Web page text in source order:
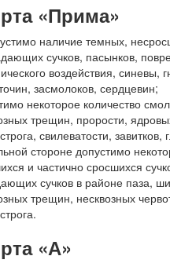
«Прима»
наличие темных,
сучков, пасынков,
воздействия, синевы,
засмолоков, сердцевин;
некоторое количество
трещин, прорости,
свилеватости, завитков,
стороне допустимо
и частично сросшихся
сучков в районе паза,
трещин, несквозных
«А»